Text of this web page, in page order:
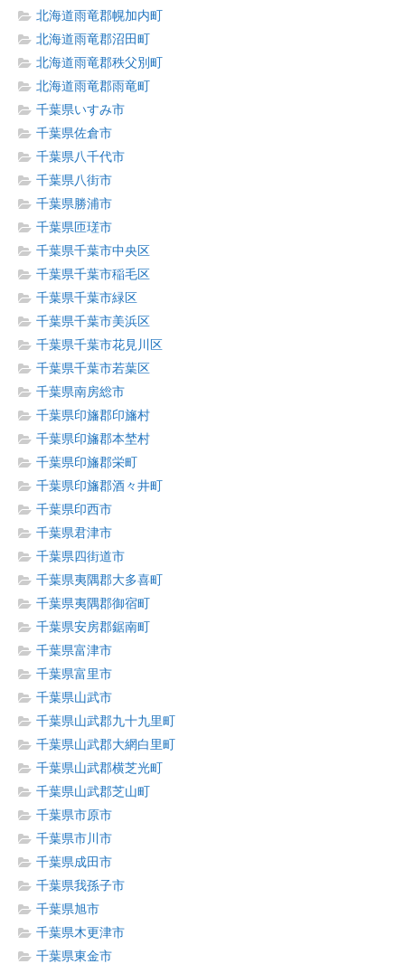
北海道雨竜郡幌加内町
北海道雨竜郡沼田町
北海道雨竜郡秩父別町
北海道雨竜郡雨竜町
千葉県いすみ市
千葉県佐倉市
千葉県八千代市
千葉県八街市
千葉県勝浦市
千葉県匝瑳市
千葉県千葉市中央区
千葉県千葉市稲毛区
千葉県千葉市緑区
千葉県千葉市美浜区
千葉県千葉市花見川区
千葉県千葉市若葉区
千葉県南房総市
千葉県印旛郡印旛村
千葉県印旛郡本埜村
千葉県印旛郡栄町
千葉県印旛郡酒々井町
千葉県印西市
千葉県君津市
千葉県四街道市
千葉県夷隅郡大多喜町
千葉県夷隅郡御宿町
千葉県安房郡鋸南町
千葉県富津市
千葉県富里市
千葉県山武市
千葉県山武郡九十九里町
千葉県山武郡大網白里町
千葉県山武郡横芝光町
千葉県山武郡芝山町
千葉県市原市
千葉県市川市
千葉県成田市
千葉県我孫子市
千葉県旭市
千葉県木更津市
千葉県東金市